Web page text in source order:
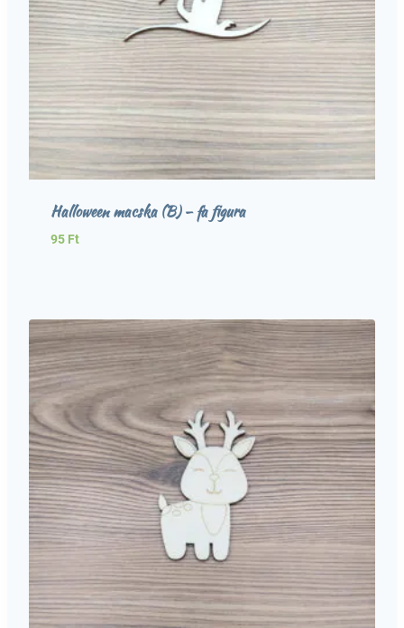
Halloween macska (B) – fa figura
95 Ft